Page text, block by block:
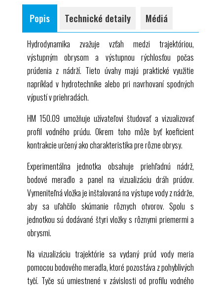
porovnanie skutočnej a teoretickej výstupnej
rýchlosti
tekutín
Popis Technické detaily Médiá
Hydrodynamika zvažuje vzťah medzi trajektóriou,
výstupným obrysom a výstupnou rýchlosťou počas
prúdenia z nádrží. Tieto úvahy majú praktické využitie
napríklad v hydrotechnike alebo pri navrhovaní spodných
výpustí v priehradách.
HM 150.09 umožňuje užívateľovi študovať a vizualizovať
profil vodného prúdu. Okrem toho môže byť koeficient
kontrakcie určený ako charakteristika pre rôzne obrysy.
Experimentálna jednotka obsahuje priehľadnú nádrž,
bodové meradlo a panel na vizualizáciu dráh prúdov.
Vymeniteľná vložka je inštalovaná na výstupe vody z nádrže,
aby sa uľahčilo skúmanie rôznych otvorov. Spolu s
jednotkou sú dodávané štyri vložky s rôznymi priemermi a
obrysmi.
Na vizualizáciu trajektórie sa vydaný prúd vody meria
pomocou bodového meradla, ktoré pozostáva z pohyblivých
tyčí. Tyče sú umiestnené v závislosti od profilu vodného